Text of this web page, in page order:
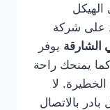
الهيكل
على شركة
الشارقة يوفر
يمنحك راحة
لا
بالاتصال